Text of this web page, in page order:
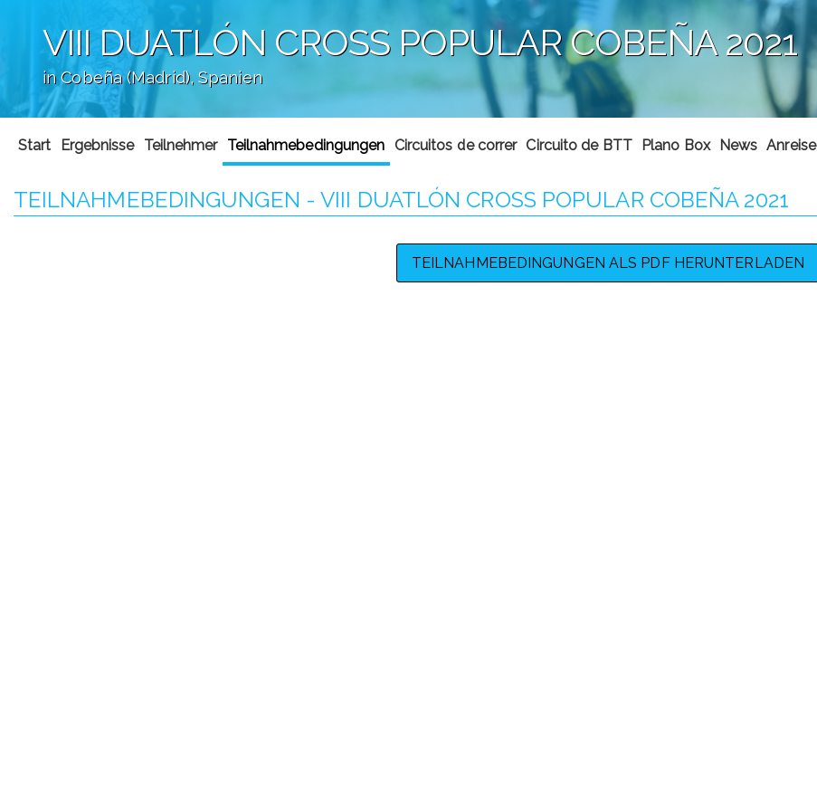
VIII DUATLÓN CROSS POPULAR COBEÑA 2021
in Cobeña (Madrid), Spanien
Start Ergebnisse Teilnehmer Teilnahmebedingungen Circuitos de correr Circuito de BTT Plano Box News Anreise
TEILNAHMEBEDINGUNGEN - VIII DUATLÓN CROSS POPULAR COBEÑA 2021
TEILNAHMEBEDINGUNGEN ALS PDF HERUNTERLADEN